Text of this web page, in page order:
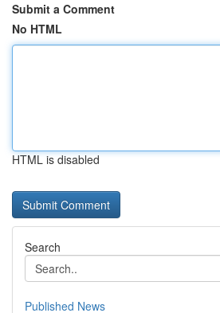
Submit a Comment
No HTML
HTML is disabled
Search
Published News